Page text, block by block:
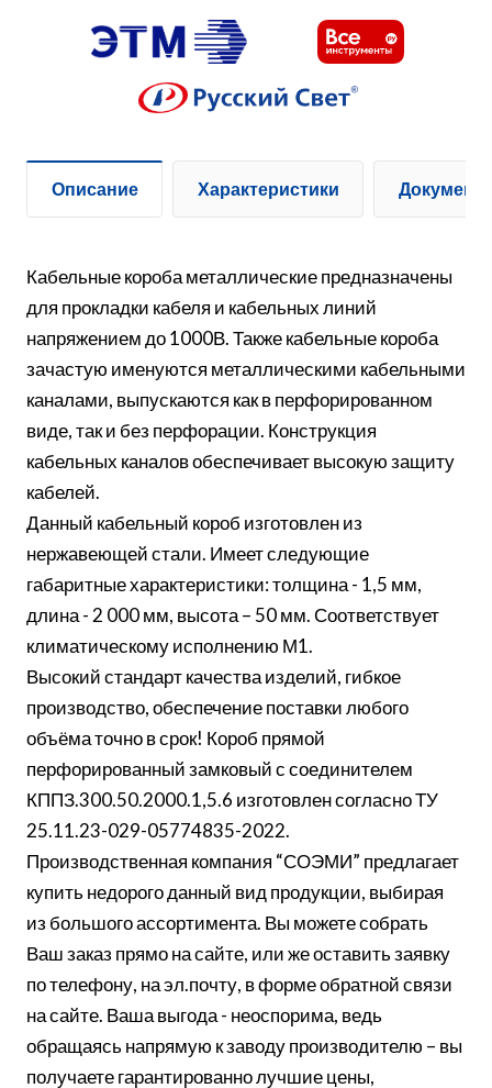
Описание Характеристики
Кабельные короба металлические предназначены
для прокладки кабеля и кабельных линий
напряжением до 1000В. Также кабельные короба
зачастую именуются металлическими кабельными
каналами, выпускаются как в перфорированном
виде, так и без перфорации. Конструкция
кабельных каналов обеспечивает высокую защиту
кабелей.
Данный кабельный короб изготовлен из
нержавеющей стали. Имеет следующие
габаритные характеристики: толщина - 1,5 мм,
длина - 2 000 мм, высота – 50 мм. Соответствует
климатическому исполнению М1.
Высокий стандарт качества изделий, гибкое
производство, обеспечение поставки любого
объёма точно в срок! Короб прямой
перфорированный замковый с соединителем
КППЗ.300.50.2000.1,5.6 изготовлен согласно ТУ
25.11.23-029-05774835-2022.
Производственная компания “СОЭМИ” предлагает
купить недорого данный вид продукции, выбирая
из большого ассортимента. Вы можете собрать
Ваш заказ прямо на сайте, или же оставить заявку
по телефону, на эл.почту, в форме обратной связи
на сайте. Ваша выгода - неоспорима, ведь
обращаясь напрямую к заводу производителю – вы
получаете гарантированно лучшие цены,